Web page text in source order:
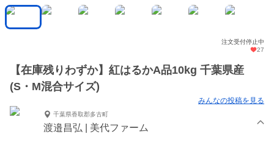
注文受付停止中
27
【在庫残りわずか】紅はるかA品10kg 千葉県産
(S・M混合サイズ)
みんなの投稿を見る
千葉県香取郡多古町
渡邉昌弘 | 美代ファーム